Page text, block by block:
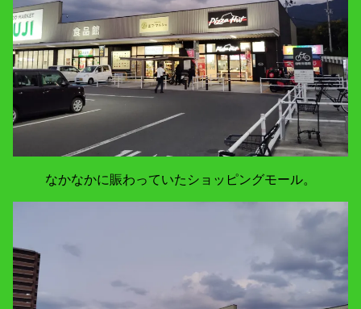
なかなかに賑わっていたショッピングモール。